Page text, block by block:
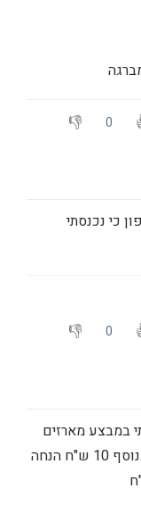
0
קופון כי נכנסתי
0
במבצע מארזים
ודרך אגב, קניתי עוד 5 פריטים וקיבלתי בנוסף 10 ש"ח הנחה